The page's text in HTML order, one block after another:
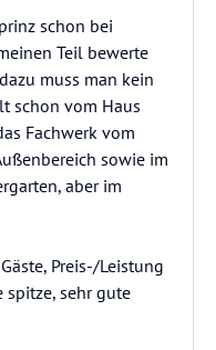
schon bei
Teil bewerte
muss man kein
schon vom Haus
Fachwerk vom
sowie im
aber im
Preis-/Leistung
spitze, sehr gute